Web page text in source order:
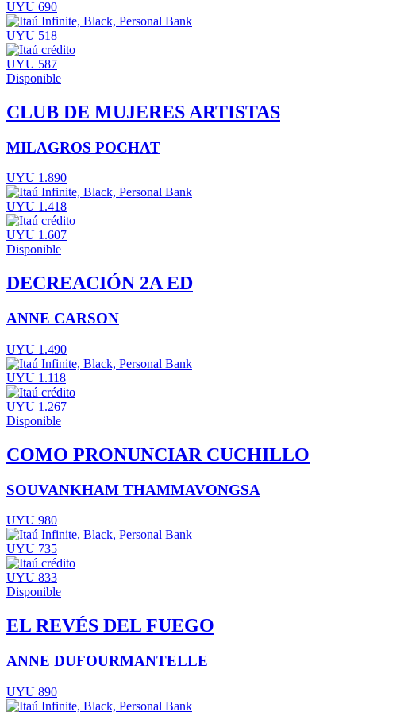
UYU 690
UYU 518
UYU 587
Disponible
CLUB DE MUJERES ARTISTAS
MILAGROS POCHAT
UYU 1.890
UYU 1.418
UYU 1.607
Disponible
DECREACIÓN 2A ED
ANNE CARSON
UYU 1.490
UYU 1.118
UYU 1.267
Disponible
COMO PRONUNCIAR CUCHILLO
SOUVANKHAM THAMMAVONGSA
UYU 980
UYU 735
UYU 833
Disponible
EL REVÉS DEL FUEGO
ANNE DUFOURMANTELLE
UYU 890